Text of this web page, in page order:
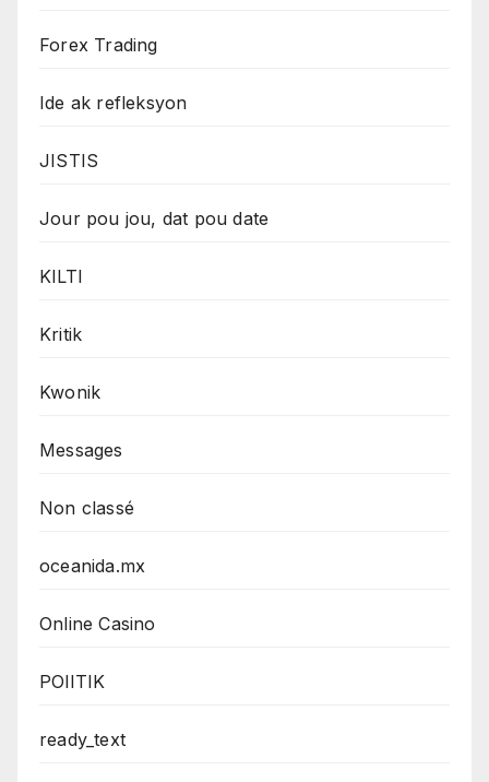
Forex Trading
Ide ak refleksyon
JISTIS
Jour pou jou, dat pou date
KILTI
Kritik
Kwonik
Messages
Non classé
oceanida.mx
Online Casino
POlITIK
ready_text